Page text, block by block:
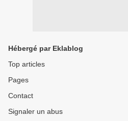
Hébergé par Eklablog
Top articles
Pages
Contact
Signaler un abus